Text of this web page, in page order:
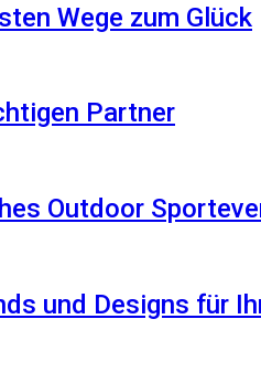
Wege zum Glück
Partner
Outdoor
und Designs für